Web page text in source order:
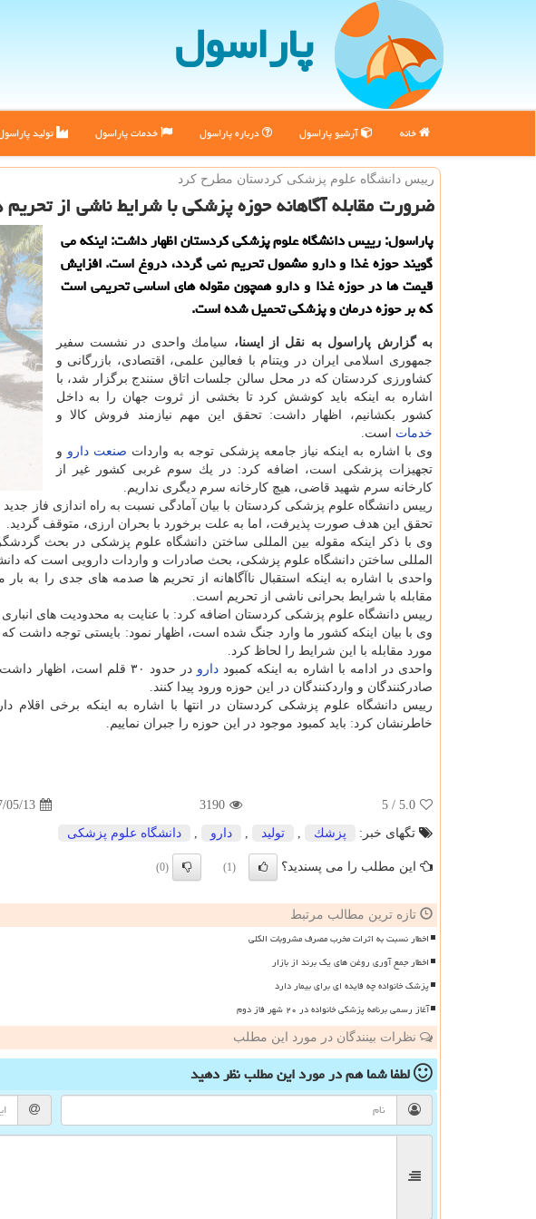
پاراسول
خانه آرشیو پاراسول درباره پاراسول خدمات پاراسول تولید
رییس دانشگاه علوم پزشكی كردستان مطرح كرد
ضرورت مقابله آگاهانه حوزه پزشكی با شرایط ناشی از تحریم
پاراسول: رییس دانشگاه علوم پزشكی كردستان اظهار داشت: اینكه می
گویند حوزه غذا و دارو مشمول تحریم نمی گردد، دروغ است. افزایش
قیمت ها در حوزه غذا و دارو همچون مقوله های اساسی تحریمی است
كه بر حوزه درمان و پزشكی تحمیل شده است.
به گزارش پاراسول به نقل از ایسنا، سیامك واحدی در نشست سفیر
جمهوری اسلامی ایران در ویتنام با فعالین علمی، اقتصادی، بازرگانی و
كشاورزی كردستان كه در محل سالن جلسات اتاق سنندج برگزار شد، با
اشاره به اینكه باید كوشش كرد تا بخشی از ثروت جهان را به داخل
كشور بكشانیم، اظهار داشت: تحقق این مهم نیازمند فروش كالا و
خدمات است.
وی با اشاره به اینكه نیاز جامعه پزشكی توجه به واردات صنعت دارو و
تجهیزات پزشكی است، اضافه كرد: در یك سوم غربی كشور غیر از
كارخانه سرم شهید قاضی، هیچ كارخانه سرم دیگری نداریم.
رییس دانشگاه علوم پزشكی كردستان با بیان آمادگی نسبت به راه اندازی فاز
تحقق این هدف صورت پذیرفت، اما به علت برخورد با بحران ارزی، متوقف گردید.
وی با ذكر اینكه مقوله بین المللی ساختن دانشگاه علوم پزشكی در بحث
المللی ساختن دانشگاه علوم پزشكی، بحث صادرات و واردات دارویی است كه
واحدی با اشاره به اینكه استقبال ناآگاهانه از تحریم ها صدمه های جدی را به
مقابله با شرایط بحرانی ناشی از تحریم است.
رییس دانشگاه علوم پزشكی كردستان اضافه كرد: با عنایت به محدودیت های انباری
وی با بیان اینكه كشور ما وارد جنگ شده است، اظهار نمود: بایستی توجه داشت
مورد مقابله با این شرایط را لحاظ كرد.
واحدی در ادامه با اشاره به اینكه كمبود دارو
در حدود ۳۰ قلم است،
صادركنندگان و واردكنندگان در این حوزه ورود پیدا كنند.
رییس دانشگاه علوم پزشكی كردستان در انتها با اشاره به اینكه برخی
خاطرنشان كرد: باید كمبود موجود در این حوزه را جبران نماییم.
5.0
/ 5
3190
05/13
تگهای خبر:
پزشك تولید دارو دانشگاه علوم پزشكی
این مطلب را می پسندید؟ (1)
(0)
تازه ترین مطالب مرتبط
اخطار نسبت به اثرات مخرب مصرف مشروبات الکلی
اخطار جمع آوری روغن های یک برند از بازار
پزشک خانواده چه فایده ای برای بیمار دارد
آغاز رسمی برنامه پزشکی خانواده در ۲۰ شهر فاز دوم
نظرات بینندگان در مورد این مطلب
لطفا شما همدر مورد این مطلبنظر دهید